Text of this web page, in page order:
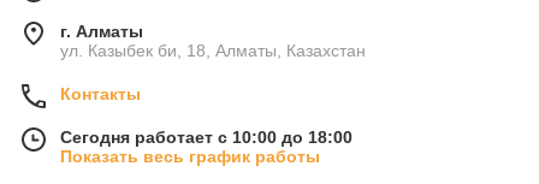
г. Алматы
ул. Казыбек би, 18, Алматы, Казахстан
Контакты
Сегодня работает с 10:00 до 18:00
Показать весь график работы